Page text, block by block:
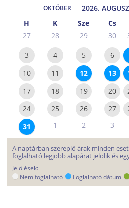
OKTÓBER
2026.
H
K Sze Cs
27
28 29 30
3
4 5 6
10
11 12 13
17
18 19 20
24
25 26 27
31
1 2 3
A naptárban szereplő árak minden
foglalható legjobb alapárat jelölik és
Jelölések:
Nem foglalható
Foglalható dátum